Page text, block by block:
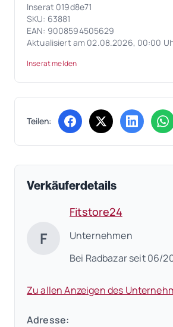
Inserat 019d8e71
SKU: 63881
EAN: 9008594505629
Aktualisiert am 02.08.2026, 00:00
Inserat melden
Teilen: (öffnet in neuem Tab)
(öffnet in(öffnet in
Verkäuferdetails
F
Fitstore24
Unternehmen
Bei Radbazar seit 06/
Zu allen Anzeigen des
Adresse: